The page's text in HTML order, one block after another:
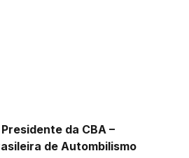
da CBA –
de Autombilismo